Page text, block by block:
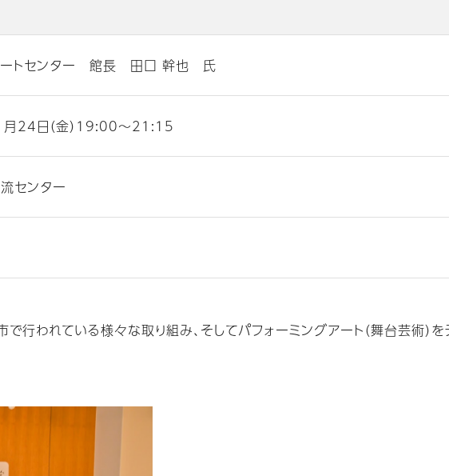
ートセンター 館長 田口 幹也 氏
24日（金）19:00～21:15
センター
行われている様々な取り組み、そしてパフォーミングアート（舞台芸術）